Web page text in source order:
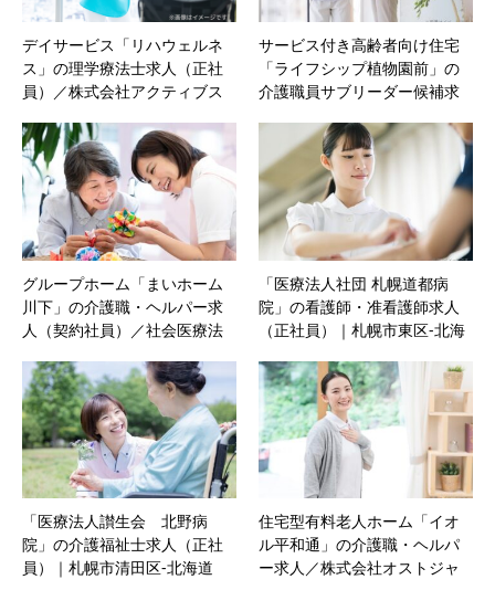
デイサービス「リハウェルネ
ス」の理学療法士求人（正社
員）／株式会社アクティブス
サービス付き高齢者向け住宅
「ライフシップ植物園前」の
介護職員サブリーダー候補求
フデザイン｜札幌市中央区‐北
海道
グループホーム「まいホーム
川下」の介護職・ヘルパー求
人（契約社員）／社会医療法
道
「医療法人社団 札幌道都病
院」の看護師・准看護師求人
（正社員）｜札幌市東区‐北海
「医療法人讃生会 北野病
院」の介護福祉士求人（正社
員）｜札幌市清田区‐北海道
住宅型有料老人ホーム「イオ
ル平和通」の介護職・ヘルパ
ー求人／株式会社オストジャ